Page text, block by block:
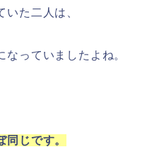
いた二人は、
なっていましたよね。
じです。